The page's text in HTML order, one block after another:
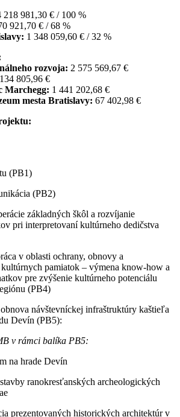
218 981,30 € / 100 %
921,70 € / 68 %
1 348 059,60 € / 32 %
rozvoja: 2 575 569,67 €
134 805,96 €
Marchegg: 1 441 202,68 €
mesta Bratislavy: 67 402,98 €
(PB1)
(PB2)
základných škôl a rozvíjanie
pri interpretovaní kultúrneho dedičstva
v oblasti ochrany, obnovy a
pamiatok – výmena know-how a
pre zvýšenie kultúrneho potenciálu
(PB4)
návštevníckej infraštruktúry kaštieľa
Devín (PB5):
v rámci balíka PB5:
na hrade Devín
ranokresťanských archeologických
prezentovaných historických architektúr v